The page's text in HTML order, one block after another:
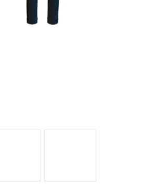
Doprava a platba